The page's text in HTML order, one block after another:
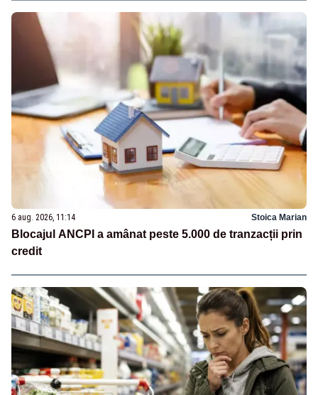
6 aug. 2026, 11:14 Stoica Marian
Blocajul ANCPI a amânat peste 5.000 de tranzacții prin
credit